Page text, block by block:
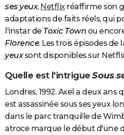
ses yeux, Netflixréaffirme son
adaptations de faits réels, qui
l'instar de Toxic Town ou
Florence. Les trois épisodes de
yeuxsont disponibles sur
Quelle est l'intrigueSous
Londres, 1992. Axel a deux ans
est assassinée sous ses yeux
dans le parc tranquille de
atroce marque le début d'une